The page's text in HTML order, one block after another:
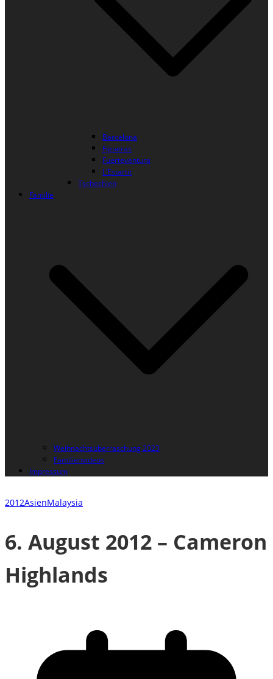
Barcelona
Figueras
Fuerteventura
L’Estartit
Tschechien
Familie
Weihnachtsüberraschung 2023
Familienvideos
Impressum
2012AsienMalaysia
6. August 2012 – Cameron
Highlands